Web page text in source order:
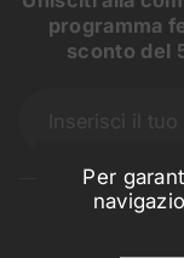
Per
programma
sconto del